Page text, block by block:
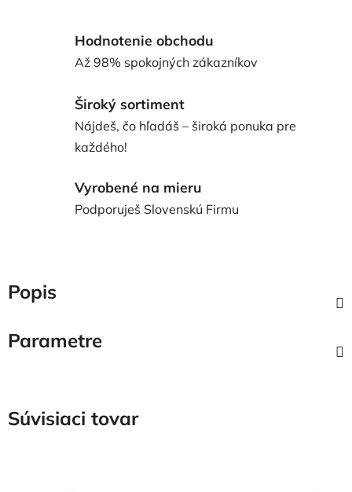
Hodnotenie obchodu
Až 98% spokojných zákazníkov
Široký sortiment
Nájdeš, čo hľadáš – široká ponuka pre
každého!
Vyrobené na mieru
Podporuješ Slovenskú Firmu
Popis
Parametre
Súvisiaci tovar